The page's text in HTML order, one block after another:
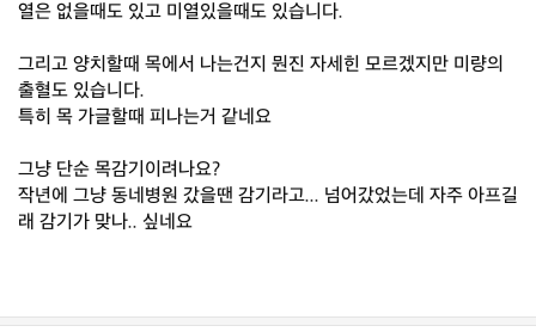
열은 없을때도 있고 미열있을때도 있습니다.
그리고 양치할때 목에서 나는건지 뭔진 자세힌 모르겠지만 미량의
출혈도 있습니다.
특히 목 가글할때 피나는거 같네요
그냥 단순 목감기이려나요?
작년에 그냥 동네병원 갔을땐 감기라고... 넘어갔었는데 자주 아프길
래 감기가 맞나.. 싶네요